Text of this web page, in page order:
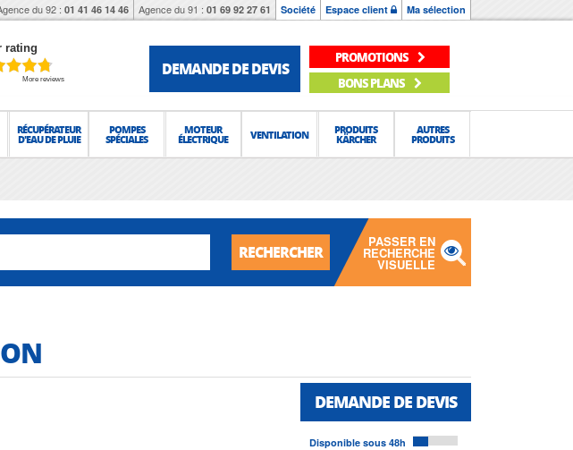
du 92 : 01 41 46 14 46 Agence du 91 : 01 69 92 27 61 Société Espace client Ma sélection
rating
More reviews
DEMANDE DE DEVIS
PROMOTIONS
BONS PLANS
RÉCUPÉRATEUR
D'EAU DE PLUIE
POMPES
SPÉCIALES
MOTEUR
ÉLECTRIQUE VENTILATION PRODUITS
KÄRCHER
AUTRES
PRODUITS
RECHERCHER
PASSER EN
RECHERCHE
VISUELLE
DEMANDE DE DEVIS
Disponible sous 48h